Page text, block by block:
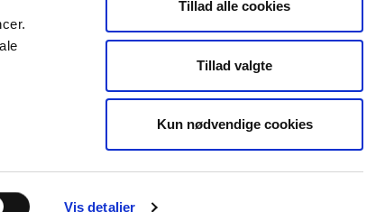
Vis detaljer
Tillad alle cookies
Tillad valgte
Kun nødvendige cookies